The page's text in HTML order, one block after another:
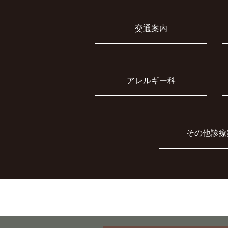
交通案内
アレルギー科
その他診